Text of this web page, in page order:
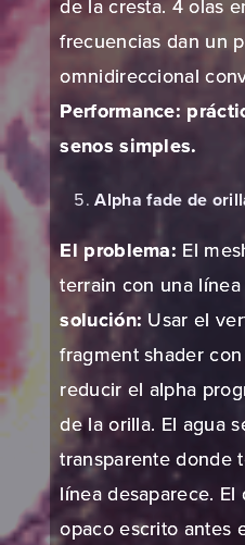
de la cresta. 4 olas
frecuencias dan un
omnidireccional
Performance:
senos simples.
Alpha fade de
El problema: El
terrain con una
solución: Usar el
fragment shader
reducir el alpha
de la orilla. El agua
transparente donde
línea desaparece.
opaco escrito antes